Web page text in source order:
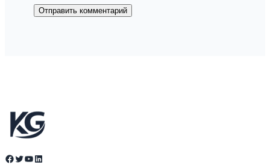
Facebook Twitter YouTube LinkedIn